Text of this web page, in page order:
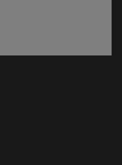
ventana)
ventana)